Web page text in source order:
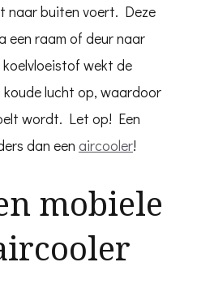
naar buiten voert. Deze
een raam of deur naar
wekt de
lucht op, waardoor
wordt. Let op! Een
dan een aircooler!
mobiele